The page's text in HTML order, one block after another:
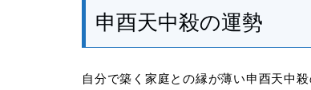
申酉天中殺の運勢
自分で築く家庭との縁が薄い申酉天中